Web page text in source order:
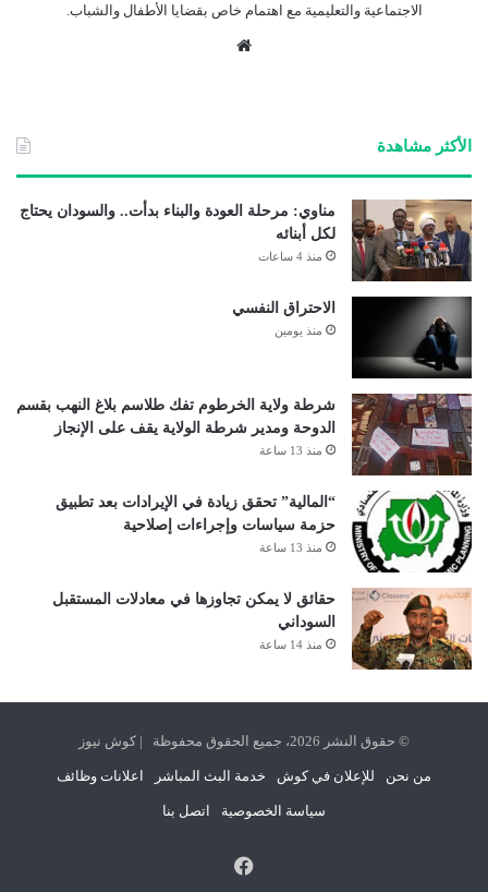
الاجتماعية والتعليمية مع اهتمام خاص بقضايا الأطفال والشباب.
الأكثر مشاهدة
مناوي: مرحلة العودة والبناء بدأت.. والسودان يحتاج
لكل أبنائه
منذ 4 ساعات
الاحتراق النفسي
منذ يومين
شرطة ولاية الخرطوم تفك طلاسم بلاغ النهب بقسم
الدوحة ومدير شرطة الولاية يقف على الإنجاز
منذ 13 ساعة
“المالية” تحقق زيادة في الإيرادات بعد تطبيق
حزمة سياسات وإجراءات إصلاحية
منذ 13 ساعة
حقائق لا يمكن تجاوزها في معادلات المستقبل
السوداني
منذ 14 ساعة
© حقوق النشر 2026، جميع الحقوق محفوظة | كوش نيوز
من نحن للإعلان في كوش خدمة البث المباشر اعلانات وظائف
سياسة الخصوصية اتصل بنا